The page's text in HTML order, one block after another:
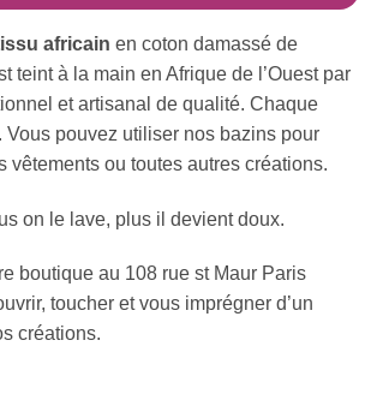
africain en coton damassé de
teint à la main en Afrique de l’Ouest par
et artisanal de qualité. Chaque
Vous pouvez utiliser nos bazins pour
vêtements ou toutes autres créations.
on le lave, plus il devient doux.
boutique au 108 rue st Maur Paris
toucher et vous imprégner d’un
créations.